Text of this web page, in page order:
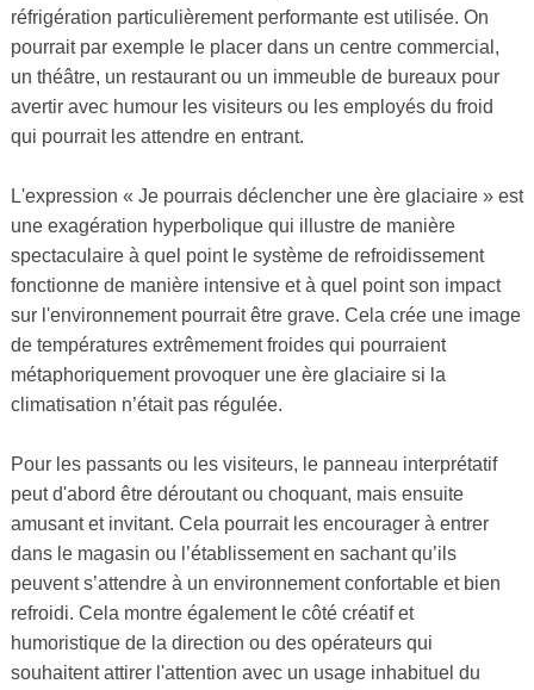
réfrigération particulièrement performante est utilisée. On
pourrait par exemple le placer dans un centre commercial,
un théâtre, un restaurant ou un immeuble de bureaux pour
avertir avec humour les visiteurs ou les employés du froid
qui pourrait les attendre en entrant.
L'expression « Je pourrais déclencher une ère glaciaire » est
une exagération hyperbolique qui illustre de manière
spectaculaire à quel point le système de refroidissement
fonctionne de manière intensive et à quel point son impact
sur l'environnement pourrait être grave. Cela crée une image
de températures extrêmement froides qui pourraient
métaphoriquement provoquer une ère glaciaire si la
climatisation n’était pas régulée.
Pour les passants ou les visiteurs, le panneau interprétatif
peut d'abord être déroutant ou choquant, mais ensuite
amusant et invitant. Cela pourrait les encourager à entrer
dans le magasin ou l’établissement en sachant qu’ils
peuvent s’attendre à un environnement confortable et bien
refroidi. Cela montre également le côté créatif et
humoristique de la direction ou des opérateurs qui
souhaitent attirer l'attention avec un usage inhabituel du